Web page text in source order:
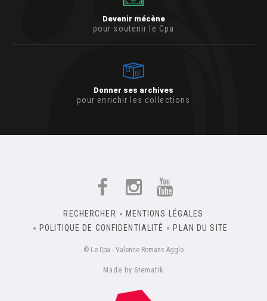
Devenir mécène
pour soutenir le Cpa
Donner ses archives
pour enrichir les collections
RECHERCHER
MENTIONS LÉGALES
POLITIQUE DE CONFIDENTIALITÉ
PLAN DU SITE
© Le Cpa - Valence Romans Agglo
Made by 6tematik